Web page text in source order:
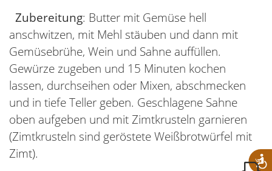
Zubereitung: Butter mit Gemüse hell
anschwitzen, mit Mehl stäuben und dann mit
Gemüsebrühe, Wein und Sahne auffüllen.
Gewürze zugeben und 15 Minuten kochen
lassen, durchseihen oder Mixen, abschmecken
und in tiefe Teller geben. Geschlagene Sahne
oben aufgeben und mit Zimtkrusteln garnieren
(Zimtkrusteln sind geröstete Weißbrotwürfel mit
Zimt).